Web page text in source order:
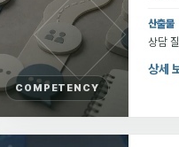
COMPETENCY
산출물
상담
상세